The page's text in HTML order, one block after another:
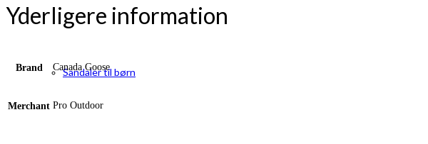
Sandaler til børn
Yderligere information
Brand Canada Goose
Merchant Pro Outdoor